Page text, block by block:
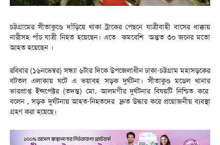
চট্টগ্রামের সীতাকুণ্ডে দাঁড়িয়ে থাকা ট্রাকের পেছনে যাত্রীবাহী বাসের ধাক্কায়
নারীসহ পাঁচ যাত্রী নিহত হয়েছেন। এতে কমবেশি অন্তত ৩০ জনের মতো
আহত হয়েছেন ।
রবিবার (১৬নভেম্বর) সন্ধ্যা ৬টার দিকে উপজেলাধীন ঢাকা-চট্টগ্রাম মহাসড়কের
বটতল এলাকায় ঘটে এ ভয়াবহ সড়ক দুর্ঘটনা। সীতাকুণ্ড মডেল থানার
ভারপ্রাপ্ত ইন্সপেক্টর (তদন্ত) মো. আলমগীর দুর্ঘটনার বিষয়টি নিশ্চিত করে
বলেন , সড়ক দুর্ঘটনায় আহত-নিহতদের দ্রুত উদ্ধার করে প্রয়োজনীয় ব্যবস্থা
গ্রহণ করা হয়েছে।